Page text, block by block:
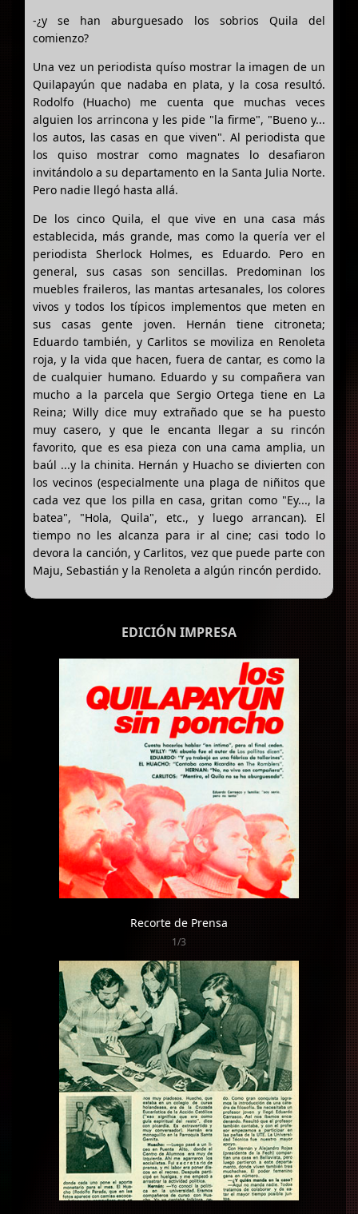
-¿y se han aburguesado los sobrios Quila del
comienzo?
Una vez un periodista quíso mostrar la imagen de un
Quilapayún que nadaba en plata, y la cosa resultó.
Rodolfo (Huacho) me cuenta que muchas veces
alguien los arrincona y les pide "la firme", "Bueno y...
los autos, las casas en que viven". Al periodista que
los quiso mostrar como magnates lo desafiaron
invitándolo a su departamento en la Santa Julia Norte.
Pero nadie llegó hasta allá.
De los cinco Quila, el que vive en una casa más
establecida, más grande, mas como la quería ver el
periodista Sherlock Holmes, es Eduardo. Pero en
general, sus casas son sencillas. Predominan los
muebles fraileros, las mantas artesanales, los colores
vivos y todos los típicos implementos que meten en
sus casas gente joven. Hernán tiene citroneta;
Eduardo también, y Carlitos se moviliza en Renoleta
roja, y la vida que hacen, fuera de cantar, es como la
de cualquier humano. Eduardo y su compañera van
mucho a la parcela que Sergio Ortega tiene en La
Reina; Willy dice muy extrañado que se ha puesto
muy casero, y que le encanta llegar a su rincón
favorito, que es esa pieza con una cama amplia, un
baúl ...y la chinita. Hernán y Huacho se divierten con
los vecinos (especialmente una plaga de niñitos que
cada vez que los pilla en casa, gritan como "Ey..., la
batea", "Hola, Quila", etc., y luego arrancan). El
tiempo no les alcanza para ir al cine; casi todo lo
devora la canción, y Carlitos, vez que puede parte con
Maju, Sebastián y la Renoleta a algún rincón perdido.
EDICIÓN IMPRESA
Recorte de Prensa
1/3